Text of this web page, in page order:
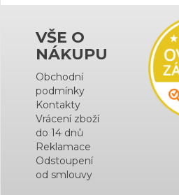
VŠE O
NÁKUPU
Obchodní
podmínky
Kontakty
Vrácení zboží
do 14 dnů
Reklamace
Odstoupení
od smlouvy